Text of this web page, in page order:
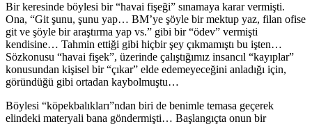
Bir keresinde böylesi bir “havai fişeği” sınamaya karar vermişti.
Ona, “Git şunu, şunu yap… BM’ye şöyle bir mektup yaz, filan ofise
git ve şöyle bir araştırma yap vs.” gibi bir “ödev” vermişti
kendisine… Tahmin ettiği gibi hiçbir şey çıkmamıştı bu işten…
Sözkonusu “havai fişek”, üzerinde çalıştığımız insancıl “kayıplar”
konusundan kişisel bir “çıkar” elde edemeyeceğini anladığı için,
göründüğü gibi ortadan kaybolmuştu…
Böylesi “köpekbalıkları”ndan biri de benimle temasa geçerek
elindeki materyali bana göndermişti… Başlangıçta onun bir